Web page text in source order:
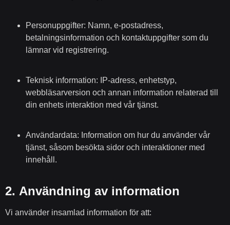
Personuppgifter: Namn, e-postadress,
betalningsinformation och kontaktuppgifter som du
lämnar vid registrering.
Teknisk information: IP-adress, enhetstyp,
webbläsarversion och annan information relaterad till
din enhets interaktion med vår tjänst.
Användardata: Information om hur du använder vår
tjänst, såsom besökta sidor och interaktioner med
innehåll.
2. Användning av information
Vi använder insamlad information för att: